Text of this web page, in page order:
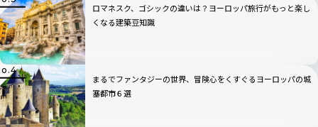
ロマネスク、ゴシックの違いは？ヨーロッパ旅行がもっと楽し
くなる建築豆知識
まるでファンタジーの世界、冒険心をくすぐるヨーロッパの城
塞都市６選